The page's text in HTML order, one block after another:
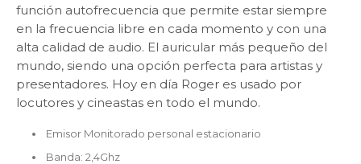
función autofrecuencia que permite estar siempre
en la frecuencia libre en cada momento y con una
alta calidad de audio. El auricular más pequeño del
mundo, siendo una opción perfecta para artistas y
presentadores. Hoy en día Roger es usado por
locutores y cineastas en todo el mundo.
Emisor Monitorado personal estacionario
Banda: 2,4Ghz